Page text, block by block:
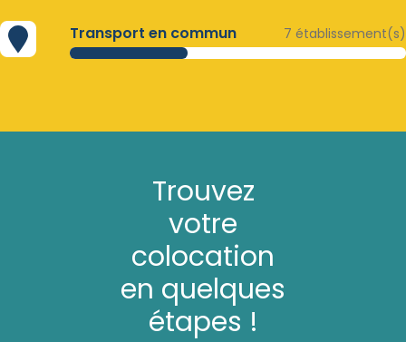
Transport en commun 7 établissement(s)
Trouvez
votre
colocation
en quelques
étapes !